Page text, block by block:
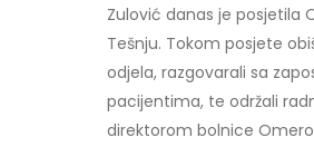
Zulović danas je posjetila
Tešnju. Tokom posjete
odjela, razgovarali sa
pacijentima, te održali
direktorom bolnice